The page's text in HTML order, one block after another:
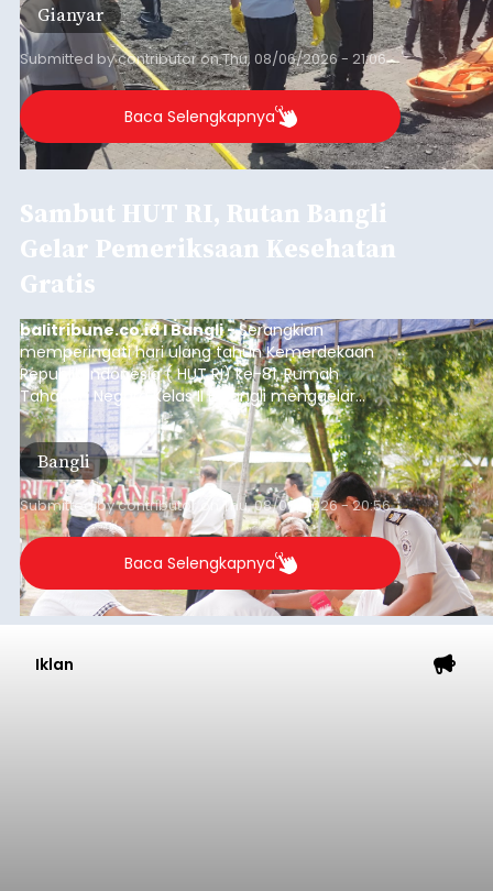
Gianyar
Submitted bycontributoronThu, 08/06/2026 - 21:06
Baca Selengkapnya
Sambut HUT RI, Rutan Bangli
Gelar Pemeriksaan Kesehatan
Gratis
balitribune.co.id I Bangli -Serangkian
memperingati hari ulang tahun Kemerdekaan
Republik Indonesia ( HUT RI) ke-81, Rumah
Tahanan Negara Kelas II B Bangli menggelar
kegiatan pemeriksaan kesehatan gratis, Rabu
(6/8/2026).
Bangli
Submitted bycontributor Thu, 08/06/2026 - 20:56
Baca Selengkapnya
Iklan